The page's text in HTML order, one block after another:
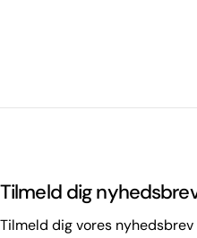
Tilmeld dig
Tilmeld dig vores